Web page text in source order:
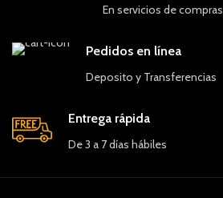
En servicios de compras
Pedidos en línea
Deposito y Transferencias
Entrega rápida
De 3 a 7 días hábiles